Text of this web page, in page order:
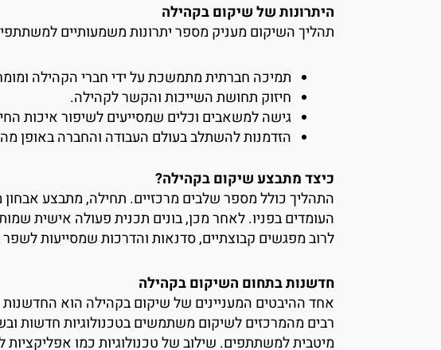
היתרונות של שיקום בקהילה
תהליך השיקום מעניק מספר יתרונות משמעותיים
תמיכה חברתית מתמשכת על ידי חברי הקהילה
חיזוק תחושת השייכות והקשר לקהילה.
גישה למשאבים וכלים שמסייעים לשיפור איכות
הזדמנות להשתלב בעולם העבודה והחברה באופן
כיצד מתבצע שיקום בקהילה?
התהליך כולל מספר שלבים מרכזיים. תחילה, מתבצע
העומדים בפניו. לאחר מכן, בונים תכנית פעולה אישית
לרוב מפגשים קבוצתיים, סדנאות והדרכות שמסייעות לשפר
חדשנות בתחום השיקום בקהילה
אחד ההיבטים המעניינים שלשיקום בקהילה הוא
רבים מהמרכזים לשיקום משתמשים בטכנולוגיות חדשות
מיטבית למשתתפים. שילוב של טכנולוגיות כמו אפליקציות